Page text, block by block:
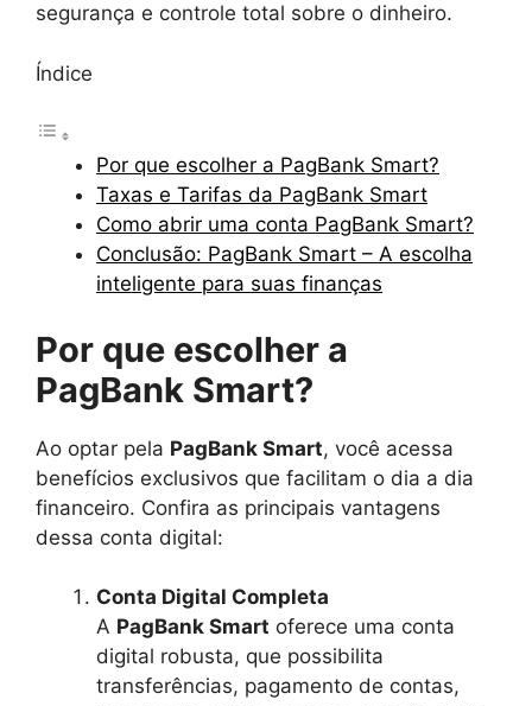
segurança e controle total sobre o dinheiro.
Índice
Por que escolher a PagBank Smart?
Taxas e Tarifas da PagBank Smart
Como abrir uma conta PagBank Smart?
Conclusão: PagBank Smart – A escolha
inteligente para suas finanças
Por que escolher a
PagBank Smart?
Ao optar pela PagBank Smart, você acessa
benefícios exclusivos que facilitam o dia a dia
financeiro. Confira as principais vantagens
dessa conta digital:
Conta Digital Completa
A PagBank Smart oferece uma conta
digital robusta, que possibilita
transferências, pagamento de contas,